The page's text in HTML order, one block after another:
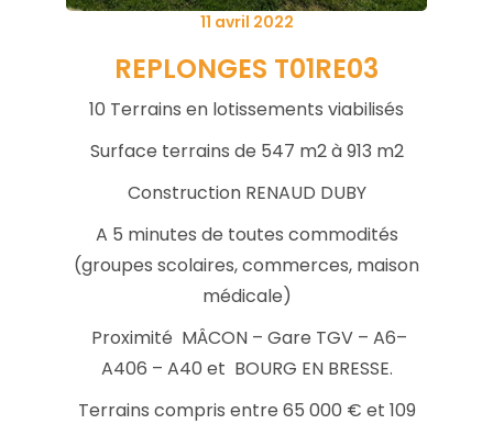
Posted
11 avril 2022
REPLONGES T01RE03
10 Terrains en lotissements viabilisés
Surface terrains de 547 m2 à 913 m2
Construction RENAUD DUBY
A 5 minutes de toutes commodités
(groupes scolaires, commerces, maison
médicale)
Proximité MÂCON – Gare TGV – A6–
A406 – A40 et BOURG EN BRESSE.
Terrains compris entre 65 000 € et 109